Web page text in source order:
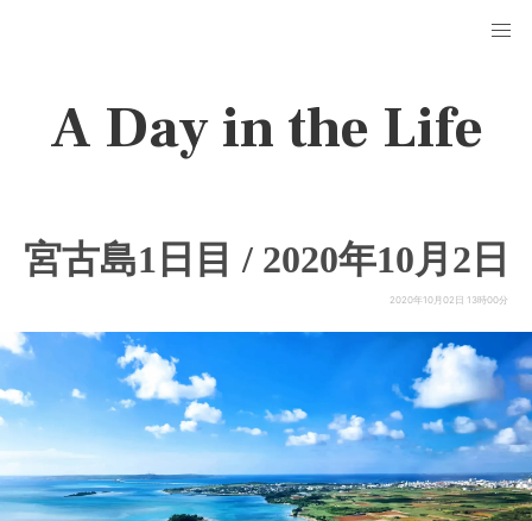
A Day in the Life
宮古島1日目 / 2020年10月2日
2020年10月02日 13時00分